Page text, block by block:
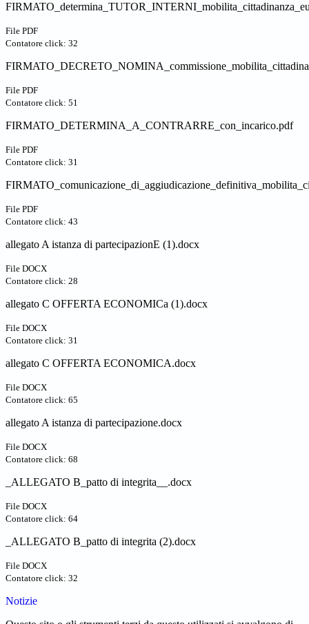
File PDF
Contatore click: 32
File PDF
Contatore click: 51
FIRMATO_DETERMINA_A_CONTRARRE_con_incarico.pdf
File PDF
Contatore click: 31
File PDF
Contatore click: 43
allegato A istanza di partecipazionE (1).docx
File DOCX
Contatore click: 28
allegato C OFFERTA ECONOMICa (1).docx
File DOCX
Contatore click: 31
allegato C OFFERTA ECONOMICA.docx
File DOCX
Contatore click: 65
allegato A istanza di partecipazione.docx
File DOCX
Contatore click: 68
_ALLEGATO B_patto di integrita__.docx
File DOCX
Contatore click: 64
_ALLEGATO B_patto di integrita (2).docx
File DOCX
Contatore click: 32
Notizie